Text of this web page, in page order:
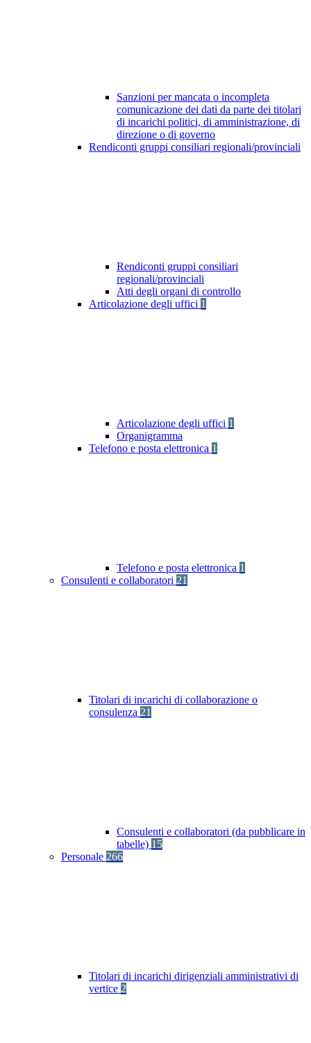
Sanzioni per mancata o incompleta
comunicazione dei dati da parte dei titolari
di incarichi politici, di amministrazione, di
direzione o di governo
Rendiconti gruppi consiliari regionali/provinciali
Rendiconti gruppi consiliari
regionali/provinciali
Atti degli organi di controllo
Articolazione degli uffici 1
Articolazione degli uffici 1
Organigramma
Telefono e posta elettronica 1
Telefono e posta elettronica 1
Consulenti e collaboratori 21
Titolari di incarichi di collaborazione o
consulenza 21
Consulenti e collaboratori (da pubblicare in
tabelle) 15
Personale 266
Titolari di incarichi dirigenziali amministrativi di
vertice 2